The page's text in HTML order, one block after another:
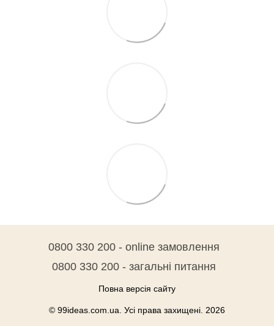
0800 330 200 - online замовлення
0800 330 200 - загальні питання
Повна версія сайту
© 99ideas.com.ua. Усі права захищені. 2026